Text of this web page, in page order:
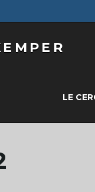
LE